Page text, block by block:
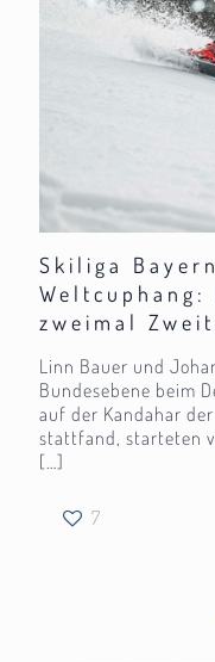
Skiliga
zweimal
Linn Bauer und
Bundesebene beim
auf der Kandahar
stattfand, starteten
[…]
7